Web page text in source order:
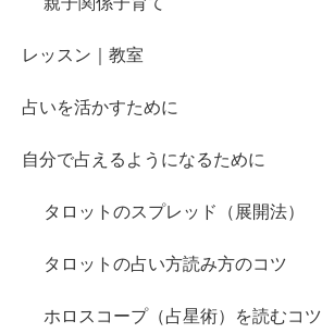
レッスン｜教室
占いを活かすために
自分で占えるようになるために
タロットのスプレッド（展開法）
タロットの占い方読み方のコツ
ホロスコープ（占星術）を読むコツ